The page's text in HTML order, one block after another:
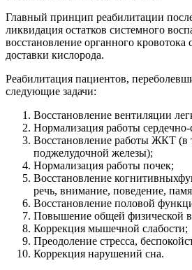
Главный принцип реабилитации
ликвидация остатков системного
восстановление органного кровотока
доставки кислорода.
Реабилитация пациентов,
следующие задачи:
Восстановление вентиляции
Нормализация работы
Восстановление работы ЖКТ (в
поджелудочной железы);
Нормализация работы почек;
Восстановление
речь, внимание, поведение,
Восстановление половой
Повышение общей физической
Коррекция мышечной слабости;
Преодоление стресса,
Коррекция нарушений сна.